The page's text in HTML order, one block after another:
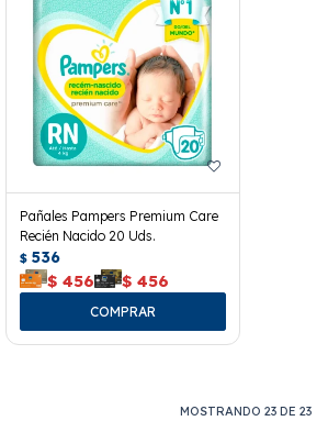
Pañales Pampers Premium Care
Recién Nacido 20 Uds.
$ 536
$ 456 $ 456
MOSTRANDO 23 DE 23